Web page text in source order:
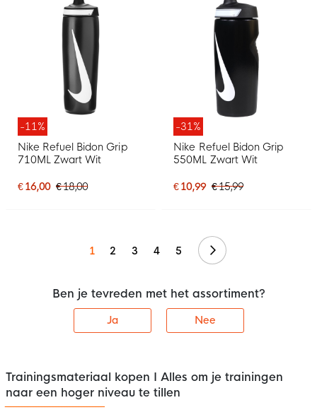
-11%
Nike Refuel Bidon Grip
710ML Zwart Wit
€ 16,00 € 18,00
-31%
Nike Refuel Bidon Grip
550ML Zwart Wit
€ 10,99 € 15,99
1 2 3 4 5 Volgende
Ben je tevreden met het assortiment?
Ja Nee
Trainingsmateriaal kopen I Alles om je trainingen
naar een hoger niveau te tillen